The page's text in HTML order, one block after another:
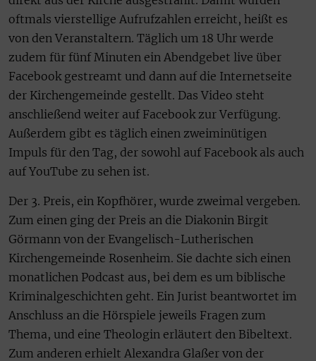
oftmals vierstellige Aufrufzahlen erreicht, heißt es
von den Veranstaltern. Täglich um 18 Uhr werde
zudem für fünf Minuten ein Abendgebet live über
Facebook gestreamt und dann auf die Internetseite
der Kirchengemeinde gestellt. Das Video steht
anschließend weiter auf Facebook zur Verfügung.
Außerdem gibt es täglich einen zweiminütigen
Impuls für den Tag, der sowohl auf Facebook als auch
auf YouTube zu sehen ist.
Der 3. Preis, ein Kopfhörer, wurde zweimal vergeben.
Zum einen ging der Preis an die Diakonin Birgit
Görmann von der Evangelisch-Lutherischen
Kirchengemeinde Rosenheim. Sie dachte sich einen
monatlichen Podcast aus, bei dem es um biblische
Kriminalgeschichten geht. Ein Jurist beantwortet im
Anschluss an die Hörspiele jeweils Fragen zum
Thema, und eine Theologin erläutert den Bibeltext.
Zum anderen erhielt Alexandra Glaßer von der